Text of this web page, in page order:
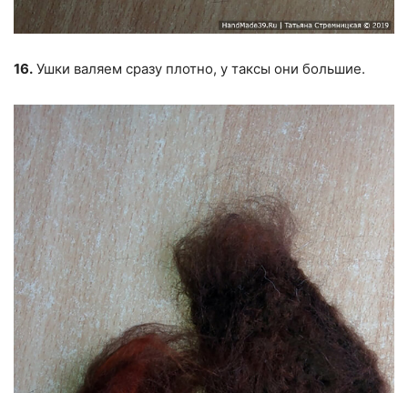
16. Ушки валяем сразу плотно, у таксы они большие.